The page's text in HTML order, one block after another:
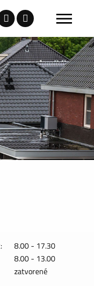
8.00 - 17.30
8.00 - 13.00
zatvorené